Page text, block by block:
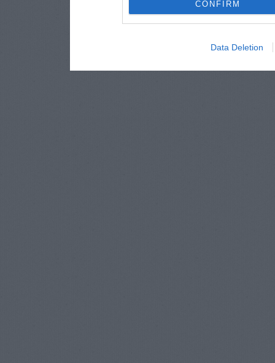
CONFIRM
Data Deletion